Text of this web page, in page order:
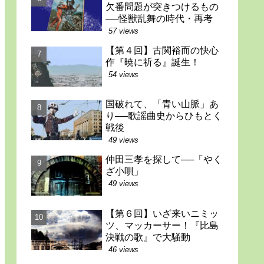
欠番問題が突きつけるもの
──怪獣乱舞の時代・再考
57 views
【第４回】古関裕而の快心
作『暁に祈る』誕生！
54 views
国破れて、「青い山脈」あ
り──歌謡曲史からひもとく
戦後
49 views
仲田三孝を探して──「やく
ざ小唄」
49 views
【第６回】いざ来いニミッ
ツ、マッカーサー！『比島
決戦の歌』で大騒動
46 views